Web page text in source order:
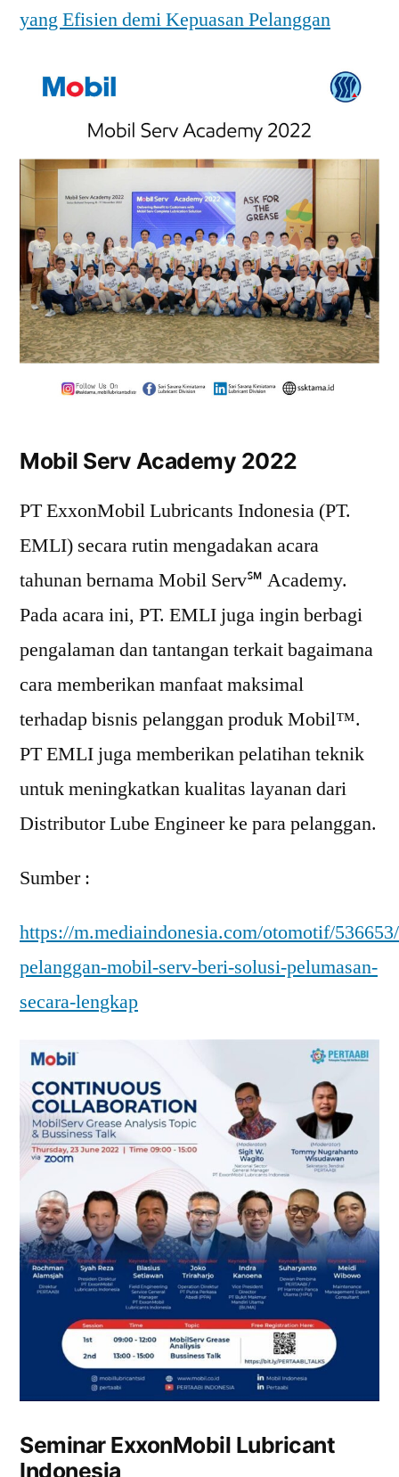
yang Efisien demi Kepuasan Pelanggan
Mobil Serv Academy 2022
PT ExxonMobil Lubricants Indonesia (PT.
EMLI) secara rutin mengadakan acara
tahunan bernama Mobil Serv℠ Academy.
Pada acara ini, PT. EMLI juga ingin berbagi
pengalaman dan tantangan terkait bagaimana
cara memberikan manfaat maksimal
terhadap bisnis pelanggan produk Mobil™.
PT EMLI juga memberikan pelatihan teknik
untuk meningkatkan kualitas layanan dari
Distributor Lube Engineer ke para pelanggan.
Sumber :
https://m.mediaindonesia.com/otomotif/
pelanggan-mobil-serv-beri-solusi-pelumasan-
secara-lengkap
Seminar ExxonMobil Lubricant
Indonesia